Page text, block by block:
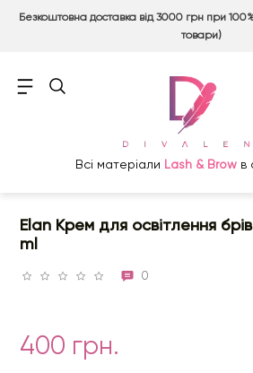
Безкоштовна доставка від 3000 грн при
товари)
Всі матеріали Lash & Brow в
Elan Крем для освітлення
ml
0
400 грн.